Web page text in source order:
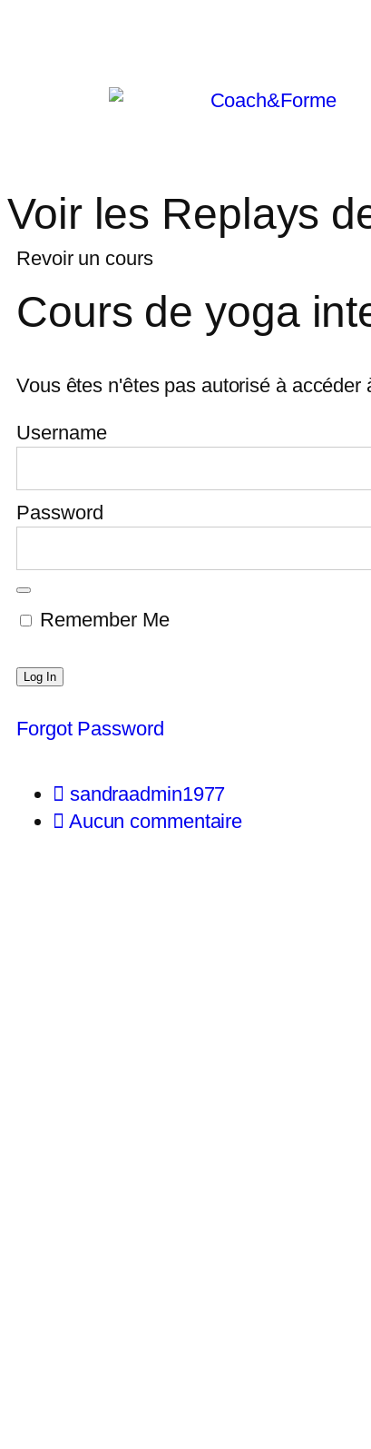
Voir les Replays
Revoir un cours
Cours de yoga
Vous êtes n'êtes pas autorisé à accéder
Username
Password
Remember Me
Forgot Password
sandraadmin1977
Aucun commentaire